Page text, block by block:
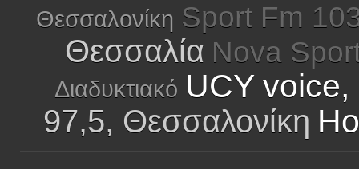
Θεσσαλονίκη Sport Fm
Θεσσαλία Nova
Διαδυκτιακό UCY
97,5, Θεσσαλονίκη